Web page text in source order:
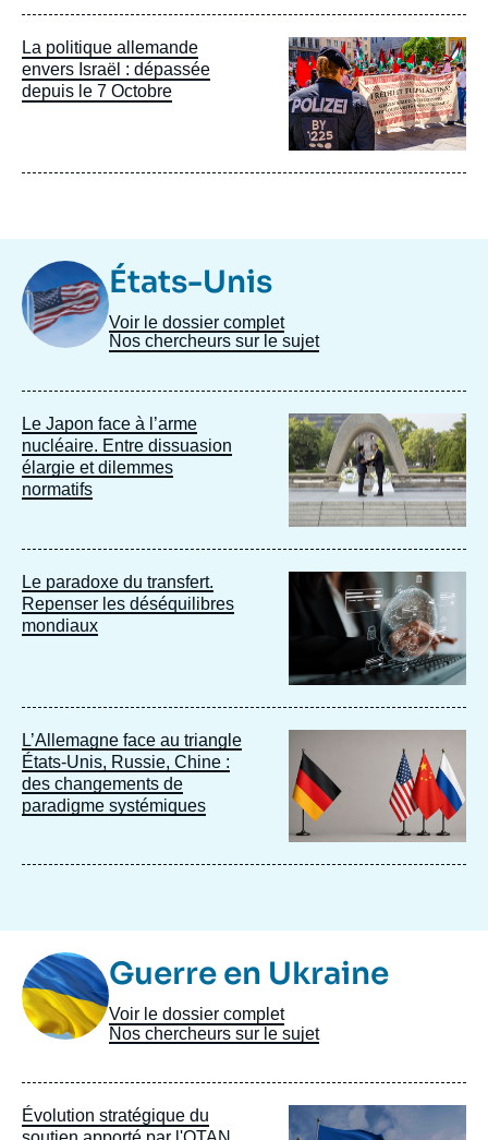
La politique allemande
envers Israël : dépassée
depuis le 7 Octobre
Image
principale
Image
Taxonomie États-Unis
Voir le dossier complet
Nos chercheurs sur le sujet
Le Japon face à l’arme
nucléaire. Entre dissuasion
élargie et dilemmes
normatifs
Image
principale
Le paradoxe du transfert.
Repenser les déséquilibres
mondiaux
Image
principale
L’Allemagne face au triangle
États-Unis, Russie, Chine :
des changements de
paradigme systémiques
principale
Image
TaxonomieGuerre en Ukraine
Voir le dossier complet
Nos chercheurs sur le sujet
Évolution stratégique du
Image
principale